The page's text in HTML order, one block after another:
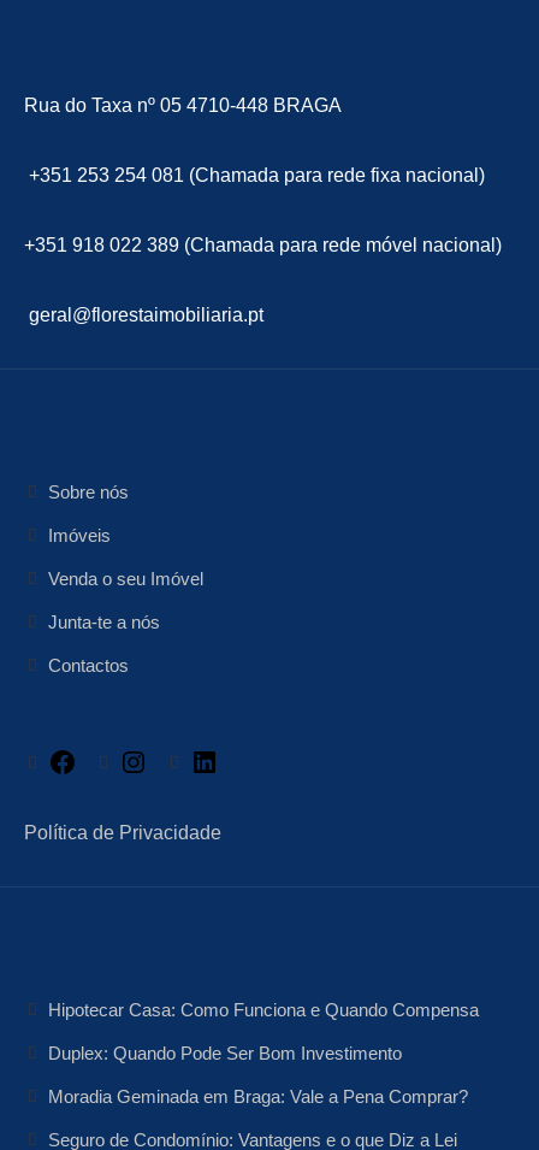
Rua do Taxa nº 05 4710-448 BRAGA
+351 253 254 081 (Chamada para rede fixa nacional)
+351 918 022 389 (Chamada para rede móvel nacional)
geral@florestaimobiliaria.pt
Sobre nós
Imóveis
Venda o seu Imóvel
Junta-te a nós
Contactos
Facebook Instagram
Política de Privacidade
Hipotecar Casa: Como Funciona e Quando Compensa
Duplex: Quando Pode Ser Bom Investimento
Moradia Geminada em Braga: Vale a Pena Comprar?
Seguro de Condomínio: Vantagens e o que Diz a Lei